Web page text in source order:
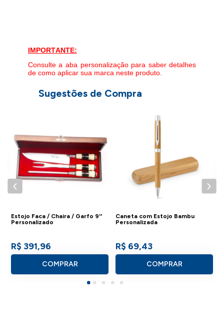
IMPORTANTE:
Consulte a aba personalização para saber detalhes
de como aplicar sua marca neste produto.
Sugestões de Compra
Estojo Faca / Chaira / Garfo 9''
Personalizado
R$ 391,96
COMPRAR
Caneta com Estojo Bambu
Personalizada
R$ 69,43
COMPRAR